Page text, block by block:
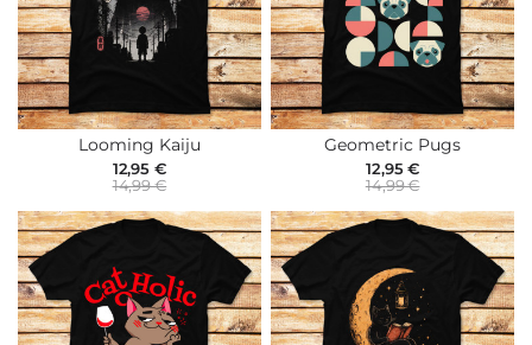
Looming Kaiju
12,95 €
14,99 €
Geometric Pugs
12,95 €
14,99 €